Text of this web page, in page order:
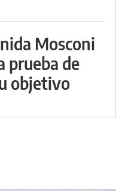
Mosconi
prueba de
objetivo